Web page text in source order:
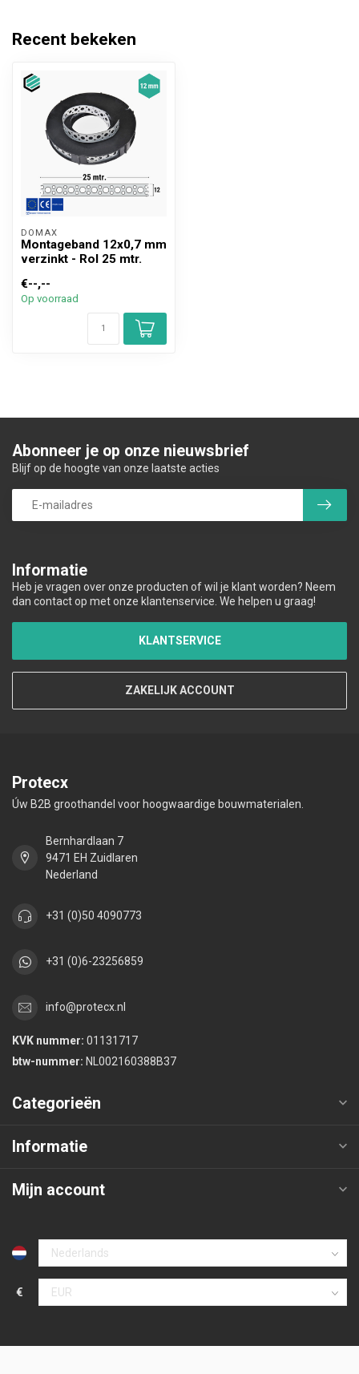
Recent bekeken
DOMAX
Montageband 12x0,7 mm
verzinkt - Rol 25 mtr.
€--,--
Op voorraad
Informatie
Heb je vragen over onze producten of wil je klant worden? Neem
dan contact op met onze klantenservice. We helpen u graag!
KLANTSERVICE
ZAKELIJK ACCOUNT
Abonneer je op onze nieuwsbrief
Blijf op de hoogte van onze laatste acties
Protecx
Úw B2B groothandel voor hoogwaardige bouwmaterialen.
Bernhardlaan 7
9471 EH Zuidlaren
Nederland
+31 (0)50 4090773
+31 (0)6-23256859
info@protecx.nl
KVK nummer: 01131717
btw-nummer: NL002160388B37
Categorieën
Informatie
Mijn account
€